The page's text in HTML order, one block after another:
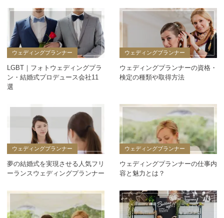
ウェディングプランナー
LGBT｜フォトウェディングプラ
ン・結婚式プロデュース会社11
選
ウェディングプランナー
ウェディングプランナーの資格・
検定の種類や取得方法
ウェディングプランナー
夢の結婚式を実現させる人気フリ
ーランスウェディングプランナー
ウェディングプランナー
ウェディングプランナーの仕事内
容と魅力とは？